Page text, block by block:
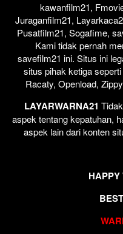
kawanfilm21,
Juraganfilm21,
Pusatfilm21, Sogafime,
Kami tidak pernah
savefilm21 ini. Situs ini
situs pihak ketiga
Racaty, Openload,
LAYARWARNA21
aspek tentang kepatuhan,
aspek lain dari konten
HAPPY